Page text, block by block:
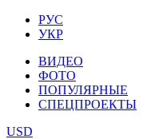
РУС
УКР
ВИДЕО
ФОТО
ПОПУЛЯРНЫЕ
СПЕЦПРОЕКТЫ
USD